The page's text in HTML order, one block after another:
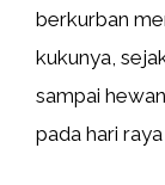
berkurban
kukunya,
sampai
pada hari